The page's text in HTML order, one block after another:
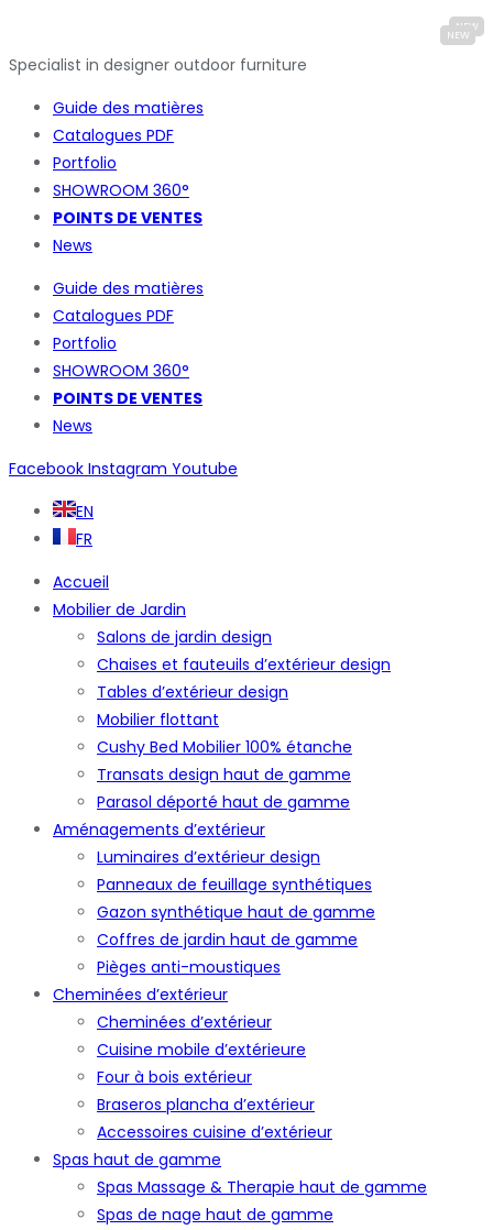
Specialist in designer outdoor furniture
Guide des matières
Catalogues PDF
Portfolio
SHOWROOM 360°
POINTS DE VENTES
News
Guide des matières
Catalogues PDF
Portfolio
SHOWROOM 360°
POINTS DE VENTES
News
Facebook Instagram Youtube
EN
FR
Accueil
Mobilier de Jardin
Salons de jardin design
Chaises et fauteuils d’extérieur design
Tables d’extérieur design
Mobilier flottant
Cushy Bed Mobilier 100% étanche
Transats design haut de gamme
Parasol déporté haut de gamme
Aménagements d’extérieur
Luminaires d’extérieur design
Panneaux de feuillage synthétiques
Gazon synthétique haut de gamme
Coffres de jardin haut de gamme
Pièges anti-moustiques
Cheminées d’extérieur
Cheminées d’extérieur
Cuisine mobile d’extérieure
Four à bois extérieur
Braseros plancha d’extérieur
Accessoires cuisine d’extérieur
Spas haut de gamme
Spas Massage & Therapie haut de gamme
Spas de nage haut de gamme